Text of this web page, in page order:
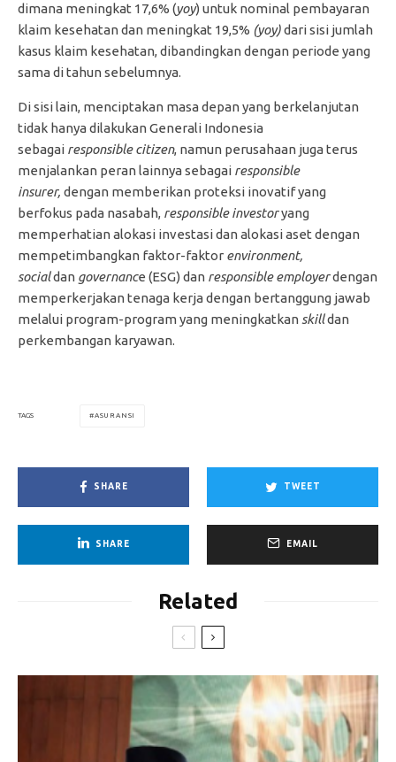
dimana meningkat 17,6% (yoy) untuk nominal pembayaran
klaim kesehatan dan meningkat 19,5% (yoy)dari sisi jumlah
kasus klaim kesehatan, dibandingkan dengan periode yang
sama di tahun sebelumnya.
Di sisi lain, menciptakan masa depan yang berkelanjutan
tidak hanya dilakukan Generali Indonesia
sebagai responsible citizen, namun perusahaan juga terus
menjalankan peran lainnya sebagai responsible
insurer, dengan memberikan proteksi inovatif yang
berfokus pada nasabah, responsible investoryang
memperhatian alokasi investasi dan alokasi aset dengan
mempetimbangkan faktor-faktor environment,
socialdan governance (ESG) dan responsible employerdengan
memperkerjakan tenaga kerja dengan bertanggung jawab
melalui program-program yang meningkatkan skilldan
perkembangan karyawan.
TAGS ASURANSI
SHARE TWEET
SHARE EMAIL
Related